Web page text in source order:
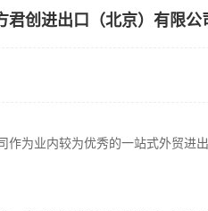
创进出口（北京）有限公
作为业内较为优秀的一站式外贸进